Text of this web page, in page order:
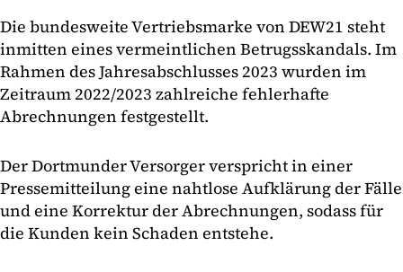
Die bundesweite Vertriebsmarke von DEW21 steht
inmitten eines vermeintlichen Betrugsskandals. Im
Rahmen des Jahresabschlusses 2023 wurden im
Zeitraum 2022/2023 zahlreiche fehlerhafte
Abrechnungen festgestellt.
Der Dortmunder Versorger verspricht in einer
Pressemitteilung eine nahtlose Aufklärung der Fälle
und eine Korrektur der Abrechnungen, sodass für
die Kunden kein Schaden entstehe.